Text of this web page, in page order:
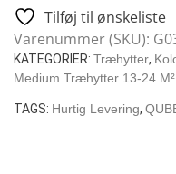
Træhytte
/
19
M2
/
44
Tilføj til ønskeliste
Varenummer (SKU):
KATEGORIER: Træhytter,
Medium Træhytter 13-24 M²
TAGS: Hurtig Levering,